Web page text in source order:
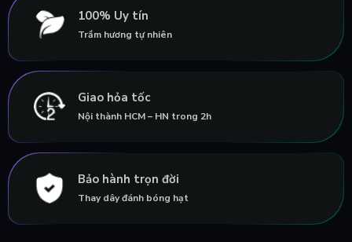
100% Uy tín
Trầm hương tự nhiên
Giao hỏa tốc
Nội thành HCM – HN trong 2h
Bảo hành trọn đời
Thay dây đánh bóng hạt